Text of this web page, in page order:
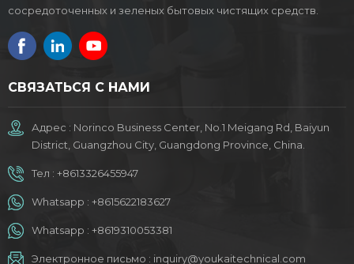
сосредоточенных и зеленых бытовых чистящих средств.
СВЯЗАТЬСЯ С НАМИ
Адрес : Norinco Business Center, No.1 Meigang Rd, Baiyun
District, Guangzhou City, Guangdong Province, China.
Тел : +8613326455947
Whatsapp : +8615622183627
Whatsapp : +8619310053381
Электронное письмо : inquiry@youkaitechnical.com